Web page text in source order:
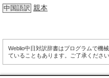
中国語訳 親本
Weblio中日対訳辞書はプログラムで機
ていることもあります。ご了承ください